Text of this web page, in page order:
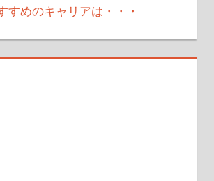
すめのキャリアは・・・